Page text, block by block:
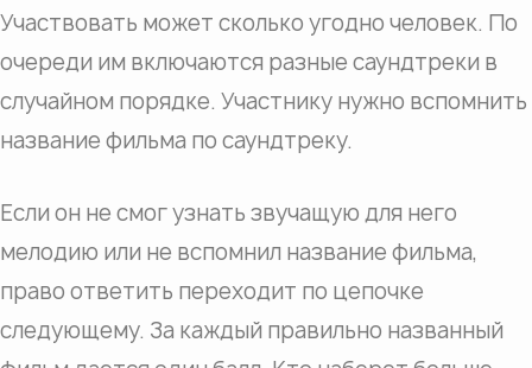
Участвовать может сколько угодно человек. По
очереди им включаются разные саундтреки в
случайном порядке. Участнику нужно вспомнить
название фильма по саундтреку.
Если он не смог узнать звучащую для него
мелодию или не вспомнил название фильма,
право ответить переходит по цепочке
следующему. За каждый правильно названный